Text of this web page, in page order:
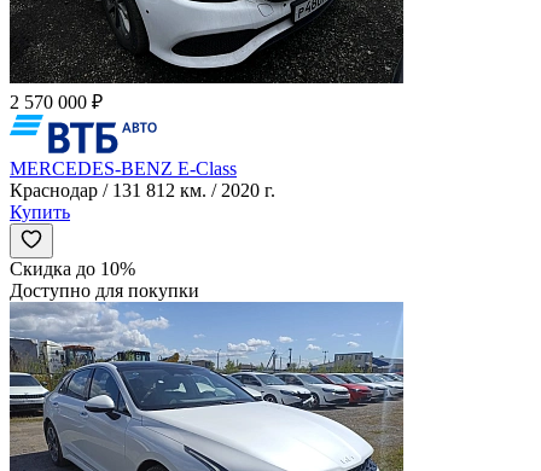
2 570 000 ₽
MERCEDES-BENZ E-Class
Краснодар / 131 812 км. / 2020 г.
Купить
Скидка до 10%
Доступно для покупки